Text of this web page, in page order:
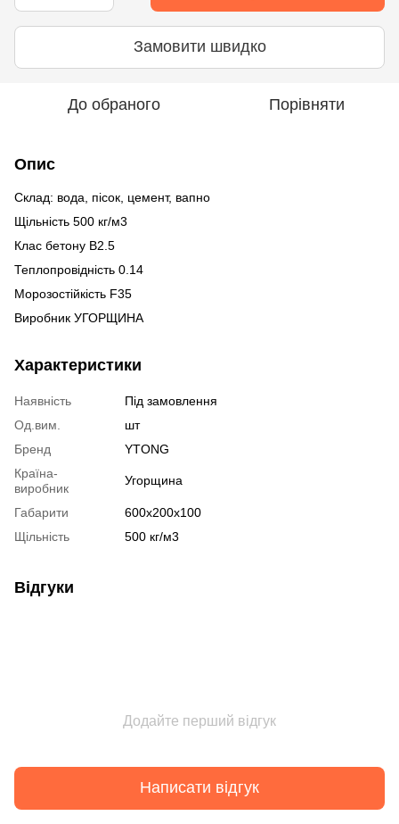
Замовити швидко
До обраного Порівняти
Опис
Склад: вода, пісок, цемент, вапно
Щільність 500 кг/м3
Клас бетону B2.5
Теплопровідність 0.14
Морозостійкість F35
Виробник УГОРЩИНА
Характеристики
Наявність
Під замовлення
Од.вим.
шт
Бренд
YTONG
Країна-
виробник
Угорщина
Габарити
600х200х100
Щільність
500 кг/м3
Відгуки
Додайте перший відгук
Написати відгук